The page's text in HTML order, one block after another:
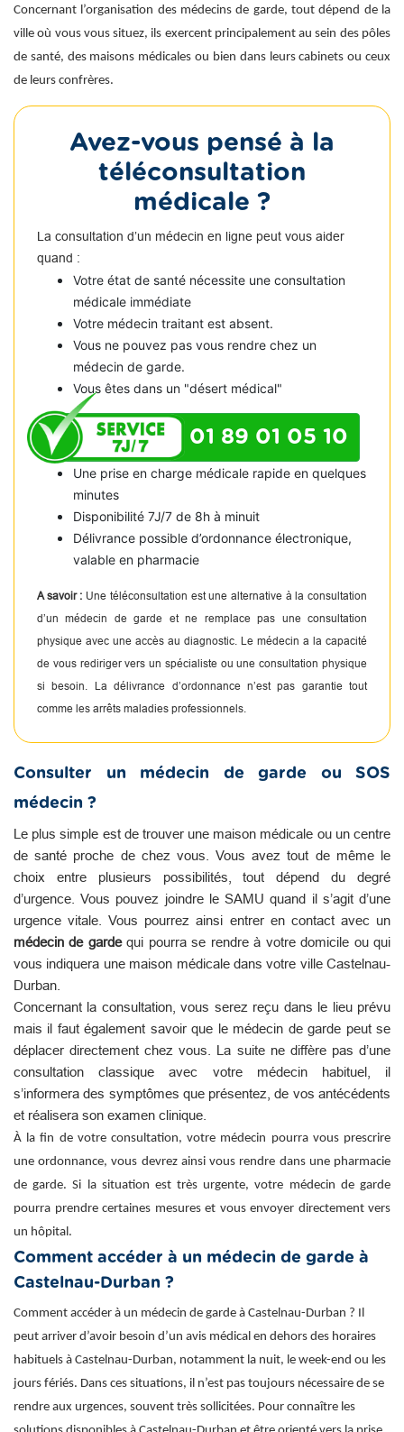
Concernant l’organisation des médecins de garde, tout dépend de la
ville où vous vous situez, ils exercent principalement au sein des pôles
de santé, des maisons médicales ou bien dans leurs cabinets ou ceux
de leurs confrères.
Avez-vous pensé à la
téléconsultation
médicale ?
La consultation d’un médecin en ligne peut vous aider
quand :
Votre état de santé nécessite une consultation
médicale immédiate
Votre médecin traitant est absent.
Vous ne pouvez pas vous rendre chez un
médecin de garde.
Vous êtes dans un "désert médical"
01 89 01 05 10
Une prise en charge médicale rapide en quelques
minutes
Disponibilité 7J/7 de 8h à minuit
Délivrance possible d’ordonnance électronique,
valable en pharmacie
A savoir : Une téléconsultation est une alternative à la consultation
d’un médecin de garde et ne remplace pas une consultation
physique avec une accès au diagnostic. Le médecin a la capacité
de vous rediriger vers un spécialiste ou une consultation physique
si besoin. La délivrance d’ordonnance n’est pas garantie tout
comme les arrêts maladies professionnels.
Consulter un médecin de garde ou SOS
médecin ?
Le plus simple est de trouver une maison médicale ou un centre
de santé proche de chez vous. Vous avez tout de même le
choix entre plusieurs possibilités, tout dépend du degré
d’urgence. Vous pouvez joindre le SAMU quand il s’agit d’une
urgence vitale. Vous pourrez ainsi entrer en contact avec un
médecin de gardequi pourra se rendre à votre domicile ou qui
vous indiquera une maison médicale dans votre ville Castelnau-
Durban.
Concernant la consultation, vous serez reçu dans le lieu prévu
mais il faut également savoir que le médecin de garde peut se
déplacer directement chez vous. La suite ne diffère pas d’une
consultation classique avec votre médecin habituel, il
s’informera des symptômes que présentez, de vos antécédents
et réalisera son examen clinique.
À la fin de votre consultation, votre médecin pourra vous prescrire
une ordonnance, vous devrez ainsi vous rendre dans une pharmacie
de garde. Si la situation est très urgente, votre médecin de garde
pourra prendre certaines mesures et vous envoyer directement vers
un hôpital.
Comment accéder à un médecin de garde à
Castelnau-Durban ?
Comment accéder à un médecin de garde à Castelnau-Durban ? Il
peut arriver d’avoir besoin d’un avis médical en dehors des horaires
habituels à Castelnau-Durban, notamment la nuit, le week-end ou les
jours fériés. Dans ces situations, il n’est pas toujours nécessaire de se
rendre aux urgences, souvent très sollicitées. Pour connaître les